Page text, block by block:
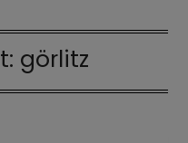
görlitz